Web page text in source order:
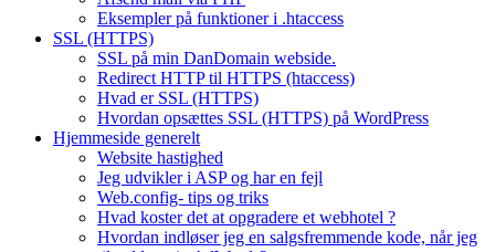
Eksempler på funktioner i .htaccess
SSL (HTTPS)
SSL på min DanDomain webside.
Redirect HTTP til HTTPS (htaccess)
Hvad er SSL (HTTPS)
Hvordan opsættes SSL (HTTPS) på WordPress
Hjemmeside generelt
Website hastighed
Jeg udvikler i ASP og har en fejl
Web.config- tips og triks
Hvad koster det at opgradere et webhotel ?
Hvordan indløser jeg en salgsfremmende kode, når jeg